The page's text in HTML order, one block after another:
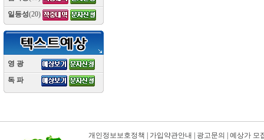
일등성(20)
영 광
독 파
개인정보보호정책 가입약관안내 광고문의 예상가 모